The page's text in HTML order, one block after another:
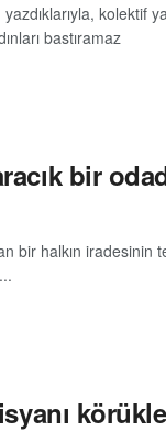
kolektif
bastıramaz
bir
bir halkın